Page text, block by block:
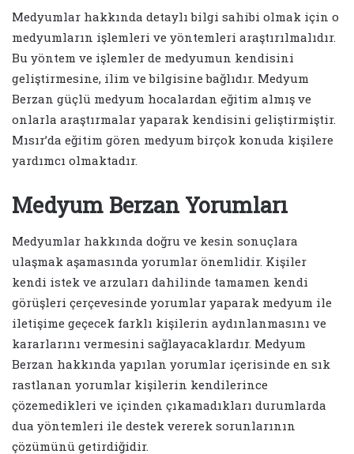
Medyumlar hakkında detaylı bilgi sahibi olmak için o
medyumların işlemleri ve yöntemleri araştırılmalıdır.
Bu yöntem ve işlemler de medyumun kendisini
geliştirmesine, ilim ve bilgisine bağlıdır. Medyum
Berzan güçlü medyum hocalardan eğitim almış ve
onlarla araştırmalar yaparak kendisini geliştirmiştir.
Mısır’da eğitim gören medyum birçok konuda kişilere
yardımcı olmaktadır.
Medyum Berzan Yorumları
Medyumlar hakkında doğru ve kesin sonuçlara
ulaşmak aşamasında yorumlar önemlidir. Kişiler
kendi istek ve arzuları dahilinde tamamen kendi
görüşleri çerçevesinde yorumlar yaparak medyum ile
iletişime geçecek farklı kişilerin aydınlanmasını ve
kararlarını vermesini sağlayacaklardır. Medyum
Berzan hakkında yapılan yorumlar içerisinde en sık
rastlanan yorumlar kişilerin kendilerince
çözemedikleri ve içinden çıkamadıkları durumlarda
dua yöntemleri ile destek vererek sorunlarının
çözümünü getirdiğidir.